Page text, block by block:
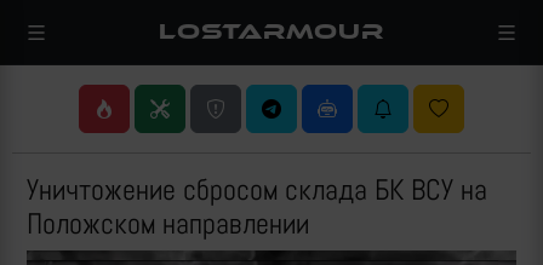
LOSTARMOUR
Уничтожение сбросом склада БК ВСУ на
Положском направлении